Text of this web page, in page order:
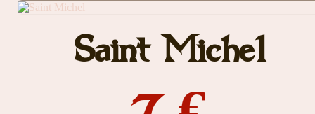
Saint Michel